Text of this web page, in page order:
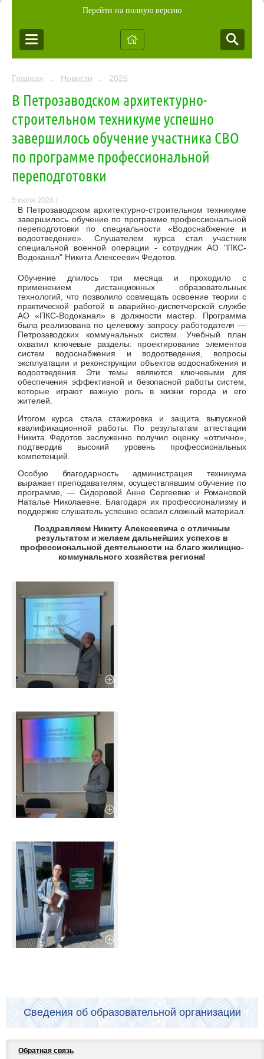
Перейти на полную версию
Главная → Новости → 2026
В Петрозаводском архитектурно-
строительном техникуме успешно
завершилось обучение участника СВО
по программе профессиональной
переподготовки
5 июля 2026 г.
В Петрозаводском архитектурно-строительном техникуме
завершилось обучение по программе профессиональной
переподготовки по специальности «Водоснабжение и
водоотведение». Слушателем курса стал участник
специальной военной операции - сотрудник АО "ПКС-
Водоканал" Никита Алексеевич Федотов.
Обучение длилось три месяца и проходило с
применением дистанционных образовательных
технологий, что позволило совмещать освоение теории с
практической работой в аварийно-диспетчерской службе
АО «ПКС-Водоканал» в должности мастер. Программа
была реализована по целевому запросу работодателя —
Петрозаводских коммунальных систем. Учебный план
охватил ключевые разделы: проектирование элементов
систем водоснабжения и водоотведения, вопросы
эксплуатации и реконструкции объектов водоснабжения и
водоотведения. Эти темы являются ключевыми для
обеспечения эффективной и безопасной работы систем,
которые играют важную роль в жизни города и его
жителей.
Итогом курса стала стажировка и защита выпускной
квалификационной работы. По результатам аттестации
Никита Федотов заслуженно получил оценку «отлично»,
подтвердив высокий уровень профессиональных
компетенций.
Особую благодарность администрация техникума
выражает преподавателям, осуществлявшим обучение по
программе, — Сидоровой Анне Сергеевне и Романовой
Наталье Николаевне. Благодаря их профессионализму и
поддержке слушатель успешно освоил сложный материал.
Поздравляем Никиту Алексеевича с отличным
результатом и желаем дальнейших успехов в
профессиональной деятельности на благо жилищно-
коммунального хозяйства региона!
Сведения об образовательной организации
Обратная связь